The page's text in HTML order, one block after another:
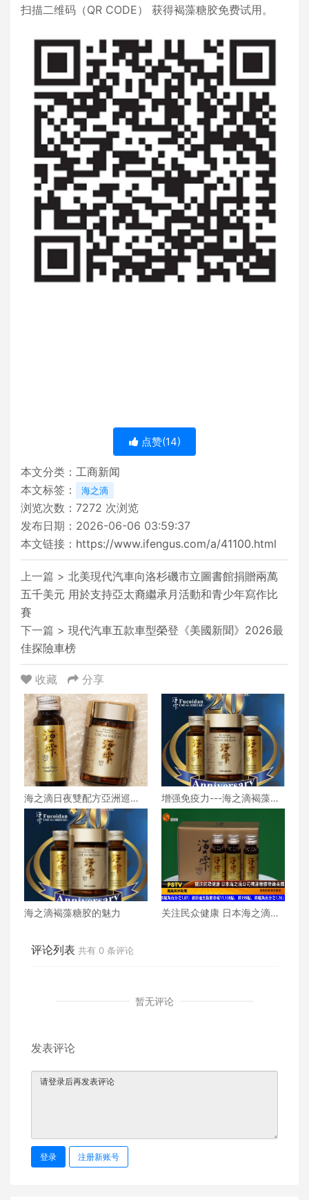
扫描二维码（QR CODE） 获得褐藻糖胶免费试用。
点赞(14)
本文分类： 工商新闻
本文标签：
海之滴
浏览次数： 7272 次浏览
发布日期：2026-06-06 03:59:37
本文链接： https://www.ifengus.com/a/41100.html
上一篇 > 北美現代汽車向洛杉磯市立圖書館捐贈兩萬
五千美元 用於支持亞太裔繼承月活動和青少年寫作比
賽
下一篇 > 現代汽車五款車型榮登《美國新聞》2026最
佳探險車榜
收藏 分享
海之滴日夜雙配方亞洲巡迴
講座圓滿舉行 專利籠目昆
布成矚目焦點
增强免疫力---海之滴褐藻糖
胶值得信赖
海之滴褐藻糖胶的魅力
关注民众健康 日本海之滴公
评论列表 共有 0 条评论
暂无评论
发表评论
登录 注册新账号